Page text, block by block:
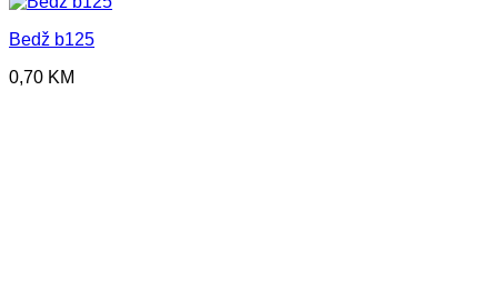
Bedž b125
0,70 KM